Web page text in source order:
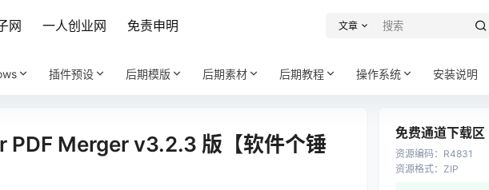
网 一人创业网 免责申明 文章
插件预设 后期模版 后期素材 后期教程 操作系统 安装说明
PDF Merger v3.2.3 版【软件个锤 免费通道下载区
资源编码： R4831
资源格式： ZIP